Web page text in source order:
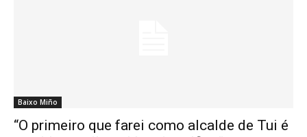
Baixo Miño
“O primeiro que farei como alcalde de Tui é